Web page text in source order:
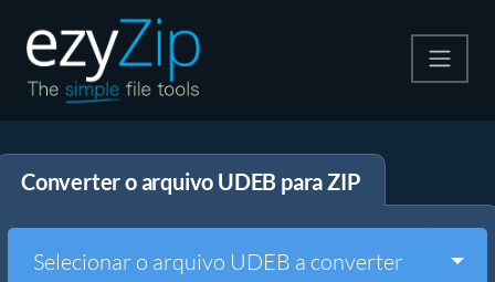
Descompactar
Converter o arquivo UDEB para ZIP
Selecionar o arquivo UDEB a converter